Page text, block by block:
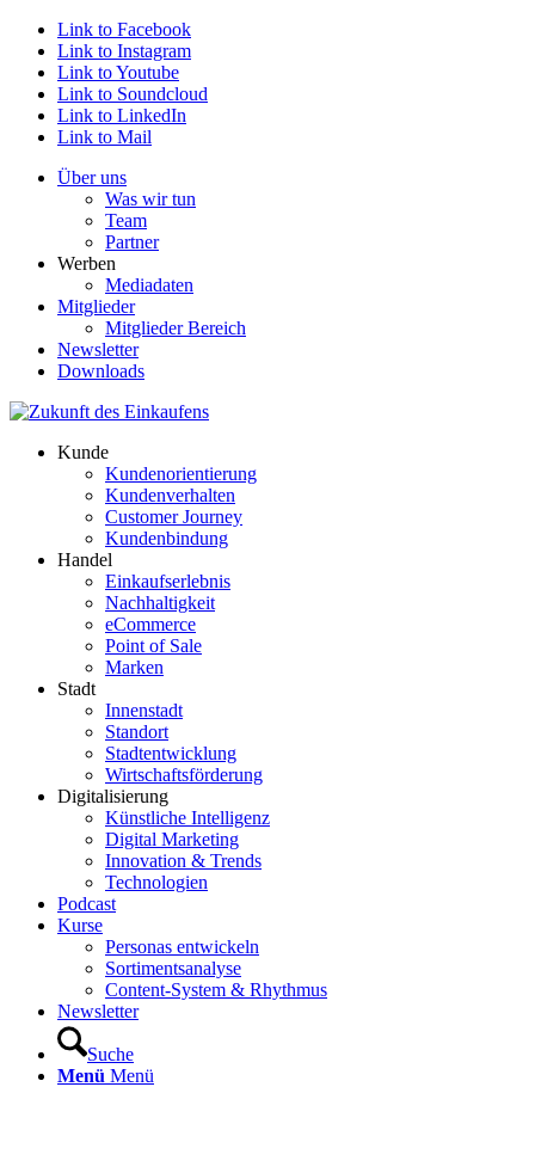
Link to Facebook
Link to Instagram
Link to Youtube
Link to Soundcloud
Link to LinkedIn
Link to Mail
Über uns
Was wir tun
Team
Partner
Werben
Mediadaten
Mitglieder
Mitglieder Bereich
Newsletter
Downloads
Kunde
Kundenorientierung
Kundenverhalten
Customer Journey
Kundenbindung
Handel
Einkaufserlebnis
Nachhaltigkeit
eCommerce
Point of Sale
Marken
Stadt
Innenstadt
Standort
Stadtentwicklung
Wirtschaftsförderung
Digitalisierung
Künstliche Intelligenz
Digital Marketing
Innovation & Trends
Technologien
Podcast
Kurse
Personas entwickeln
Sortimentsanalyse
Content-System & Rhythmus
Newsletter
Suche
Menü Menü